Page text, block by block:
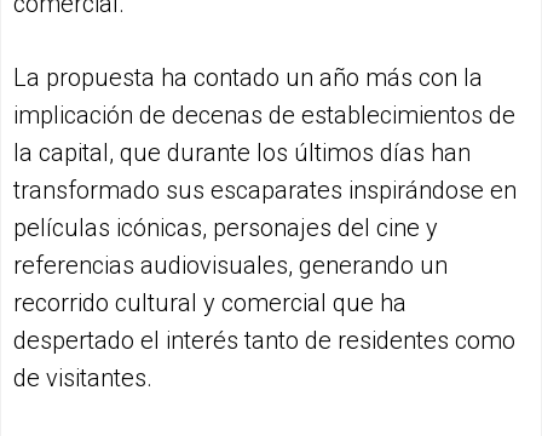
La propuesta ha contado un año más con la
implicación de decenas de establecimientos de
la capital, que durante los últimos días han
transformado sus escaparates inspirándose en
películas icónicas, personajes del cine y
referencias audiovisuales, generando un
recorrido cultural y comercial que ha
despertado el interés tanto de residentes como
de visitantes.